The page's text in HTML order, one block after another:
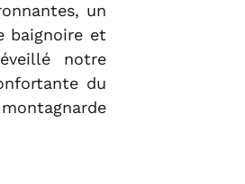
un
baignoire et
notre
du